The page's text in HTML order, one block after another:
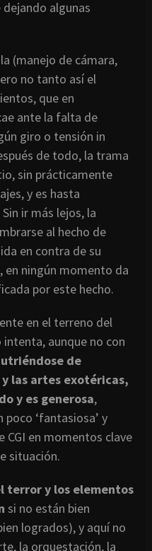
algunas
(manejo de cámara,
no tanto así el
que en
ante la falta de
giro o tensión in
de todo, la trama
sin prácticamente
y es hasta
ir más lejos, la
al hecho de
en contra de su
en ningún momento da
por este hecho.
en el terreno del
aunque no con
de
las artes exotéricas,
y es generosa,
poco ‘fantasiosa’ y
CGI en momentos clave
situación.
terror y los elementos
si no están bien
logrados), y aquí no
la orquestación, la